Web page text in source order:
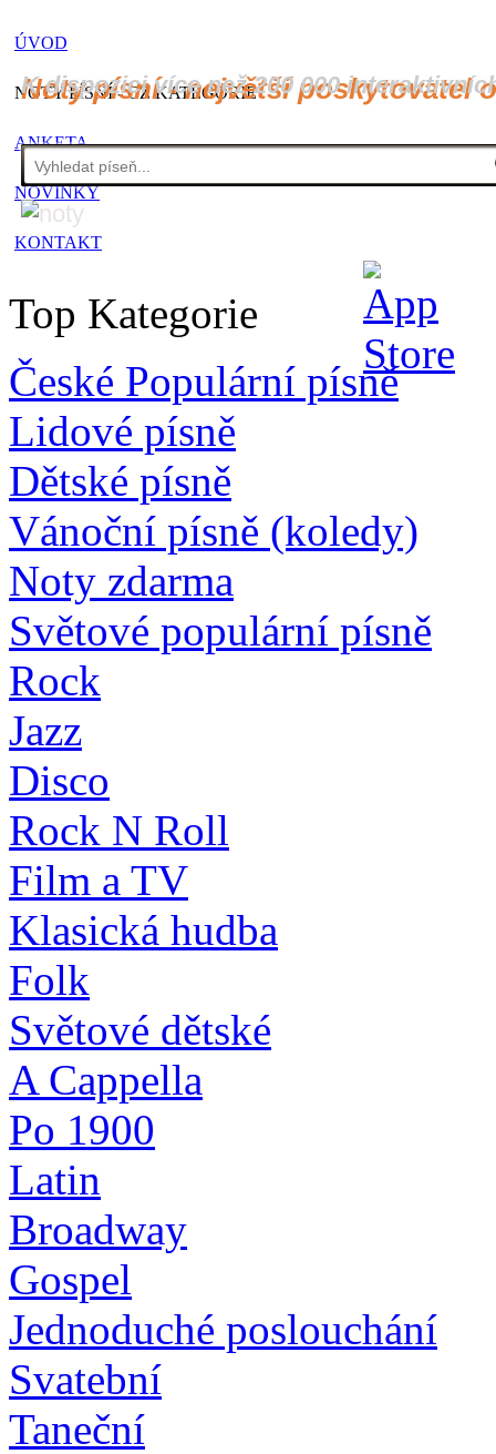
ÚVOD
NOTY PÍSNÍ - CZ KATEGORIE
ANKETA
NOVINKY
KONTAKT
Noty písní - největší poskytovatel
K dispozici více než 200 000
Top Kategorie
České Populární písně
Lidové písně
Dětské písně
Vánoční písně (koledy)
Noty zdarma
Světové populární písně
Rock
Jazz
Disco
Rock N Roll
Film a TV
Klasická hudba
Folk
Světové dětské
A Cappella
Po 1900
Latin
Broadway
Gospel
Jednoduché poslouchání
Svatební
Taneční